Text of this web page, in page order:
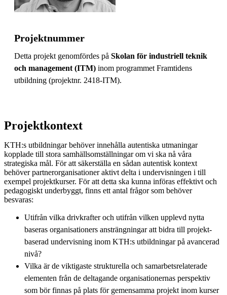
Projektnummer
Detta projekt genomfördes på Skolan för industriell teknik
och management (ITM) inom programmet Framtidens
utbildning (projektnr. 2418-ITM).
Projektkontext
KTH:s utbildningar behöver innehålla autentiska utmaningar
kopplade till stora samhällsomställningar om vi ska nå våra
strategiska mål. För att säkerställa en sådan autentisk kontext
behöver partnerorganisationer aktivt delta i undervisningen i till
exempel projektkurser. För att detta ska kunna införas effektivt och
pedagogiskt underbyggt, finns ett antal frågor som behöver
besvaras:
Utifrån vilka drivkrafter och utifrån vilken upplevd nytta
baseras organisationers ansträngningar att bidra till projekt-
baserad undervisning inom KTH:s utbildningar på avancerad
nivå?
Vilka är de viktigaste strukturella och samarbetsrelaterade
elementen från de deltagande organisationernas perspektiv
som bör finnas på plats för gemensamma projekt inom kurser